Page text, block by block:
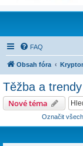
FAQ
Obsah fóra
Těžba a
Nové téma
Označit